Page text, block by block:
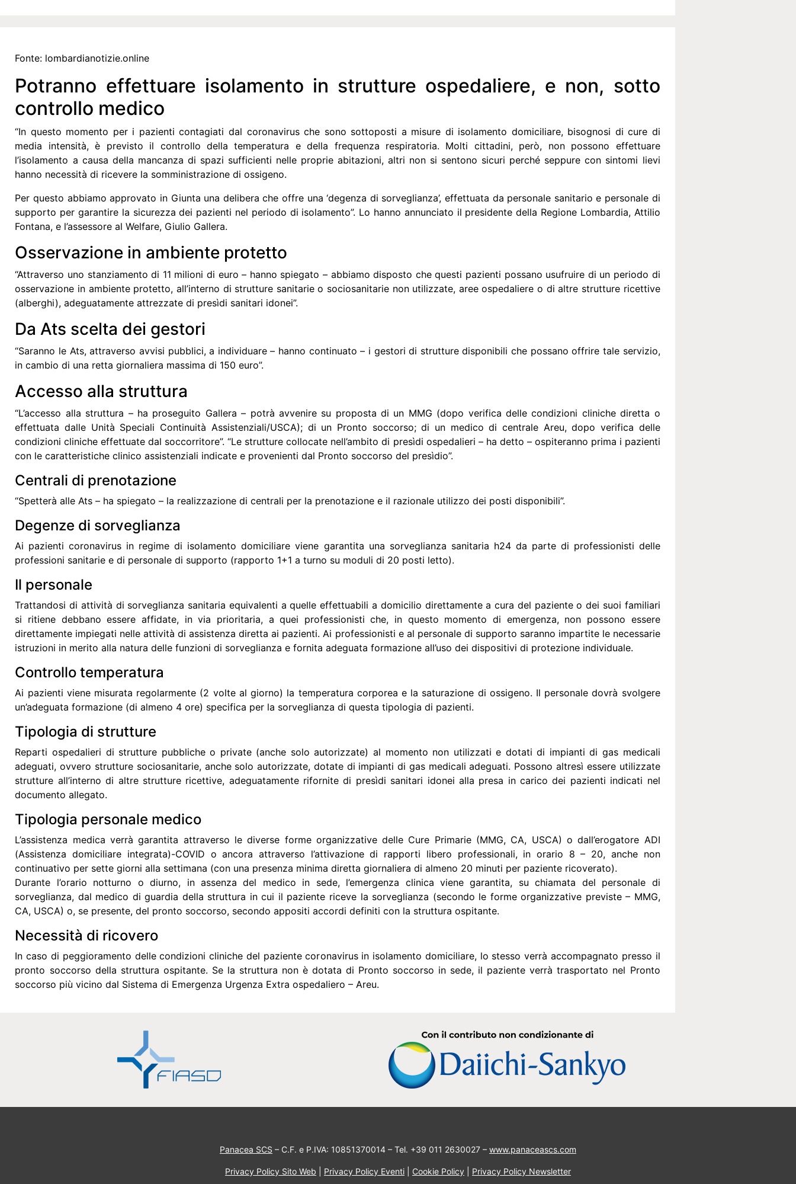
Fonte: lombardianotizie.online
Potranno effettuare isolamento in strutture ospedaliere, e non, sotto
controllo medico
“In questo momento per i pazienti contagiati dal coronavirusche sono sottoposti a misure di isolamento domiciliare, bisognosi di cure di
media intensità, è previsto il controllo della temperatura e della frequenza respiratoria. Molti cittadini, però, non possono effettuare
l’isolamento a causa della mancanza di spazi sufficienti nelle proprie abitazioni, altri non si sentono sicuri perché seppure con sintomi lievi
hanno necessità di ricevere la somministrazione di ossigeno.
Per questo abbiamo approvato in Giunta una delibera che offre una ‘degenza di sorveglianza’, effettuata da personale sanitario e personale di
supporto per garantire la sicurezza dei pazienti nel periodo di isolamento”. Lo hanno annunciato il presidente della Regione Lombardia, Attilio
Fontana, e l’assessore al Welfare, Giulio Gallera.
Osservazione in ambiente protetto
“Attraverso uno stanziamento di 11 milioni di euro – hanno spiegato – abbiamo disposto che questi pazienti possano usufruire di un periodo di
osservazione in ambiente protetto, all’interno di strutture sanitarie o sociosanitarie non utilizzate, aree ospedaliere o di altre strutture ricettive
(alberghi), adeguatamente attrezzate di presìdi sanitari idonei”.
Da Ats scelta dei gestori
“Saranno le Ats, attraverso avvisi pubblici, a individuare – hanno continuato – i gestori di strutture disponibili che possano offrire tale servizio,
in cambio di una retta giornaliera massima di 150 euro”.
Accesso alla struttura
“L’accesso alla struttura – ha proseguito Gallera – potrà avvenire su proposta di un MMG (dopo verifica delle condizioni cliniche diretta o
effettuata dalle Unità Speciali Continuità Assistenziali/USCA); di un Pronto soccorso; di un medico di centrale Areu, dopo verifica delle
condizioni cliniche effettuate dal soccorritore”. “Le strutture collocate nell’ambito di presìdi ospedalieri – ha detto – ospiteranno prima i pazienti
con le caratteristiche clinico assistenziali indicate e provenienti dal Pronto soccorso del presìdio”.
Centrali di prenotazione
“Spetterà alle Ats – ha spiegato – la realizzazione di centrali per la prenotazione e il razionale utilizzo dei posti disponibili”.
Degenze di sorveglianza
Ai pazienti coronavirus in regime di isolamento domiciliare viene garantita una sorveglianza sanitaria h24 da parte di professionisti delle
professioni sanitarie e di personale di supporto (rapporto 1+1 a turno su moduli di 20 posti letto).
Il personale
Trattandosi di attività di sorveglianza sanitaria equivalenti a quelle effettuabili a domicilio direttamente a cura del paziente o dei suoi familiari
si ritiene debbano essere affidate, in via prioritaria, a quei professionisti che, in questo momento di emergenza, non possono essere
direttamente impiegati nelle attività di assistenza diretta ai pazienti. Ai professionisti e al personale di supporto saranno impartite le necessarie
istruzioni in merito alla natura delle funzioni di sorveglianza e fornita adeguata formazione all’uso dei dispositivi di protezione individuale.
Controllo temperatura
Ai pazienti viene misurata regolarmente (2 volte al giorno) la temperatura corporea e la saturazione di ossigeno. Il personale dovrà svolgere
un’adeguata formazione (di almeno 4 ore) specifica per la sorveglianza di questa tipologia di pazienti.
Tipologia di strutture
Reparti ospedalieri di strutture pubbliche o private (anche solo autorizzate) al momento non utilizzati e dotati di impianti di gas medicali
adeguati, ovvero strutture sociosanitarie, anche solo autorizzate, dotate di impianti di gas medicali adeguati. Possono altresì essere utilizzate
strutture all’interno di altre strutture ricettive, adeguatamente rifornite di presìdi sanitari idonei alla presa in carico dei pazienti indicati nel
documento allegato.
Tipologia personale medico
L’assistenza medica verrà garantita attraverso le diverse forme organizzative delle Cure Primarie (MMG, CA, USCA) o dall’erogatore ADI
(Assistenza domiciliare integrata)-COVID o ancora attraverso l’attivazione di rapporti libero professionali, in orario 8 – 20, anche non
continuativo per sette giorni alla settimana (con una presenza minima diretta giornaliera di almeno 20 minuti per paziente ricoverato).
Durante l’orario notturno o diurno, in assenza del medico in sede, l’emergenza clinica viene garantita, su chiamata del personale di
sorveglianza, dal medico di guardia della struttura in cui il paziente riceve la sorveglianza (secondo le forme organizzative previste – MMG,
CA, USCA) o, se presente, del pronto soccorso, secondo appositi accordi definiti con la struttura ospitante.
Necessità di ricovero
In caso di peggioramento delle condizioni cliniche del paziente coronavirus in isolamento domiciliare, lo stesso verrà accompagnato presso il
pronto soccorso della struttura ospitante. Se la struttura non è dotata di Pronto soccorso in sede, il paziente verrà trasportato nel Pronto
soccorso più vicino dal Sistema di Emergenza Urgenza Extra ospedaliero – Areu.
Panacea SCS – C.F. e P.IVA: 10851370014 – Tel. +39 011 2630027 – www.panaceascs.com
Privacy Policy Sito Web Privacy Policy Eventi Cookie Policy Privacy Policy Newsletter